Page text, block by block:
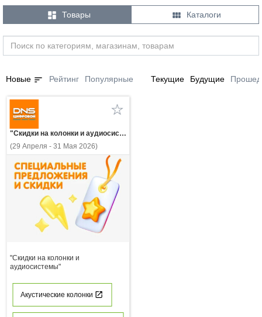
 Товары  Каталоги
Новые sort Рейтинг Популярные Текущие Будущие
"Скидки на колонки и аудиосистемы"
(29 Апреля - 31 Мая 2026)
"Скидки на колонки и
аудиосистемы"
Акустические колонки